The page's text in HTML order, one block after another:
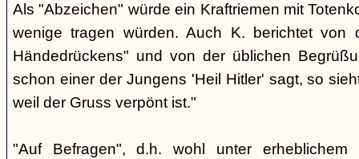
Als "Abzeichen" würde ein Kraftriemen mit
wenige tragen würden. Auch K. berichtet von
Händedrückens" und von der üblichen
schon einer der Jungens 'Heil Hitler' sagt, so
weil der Gruss verpönt ist."
"Auf Befragen", d.h. wohl unter erheblichem